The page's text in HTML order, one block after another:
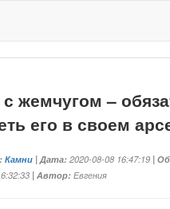
жемчугом –
его в своем
Камни | Дата:2020-08-08 16:47:19 |
| Автор:Евгения